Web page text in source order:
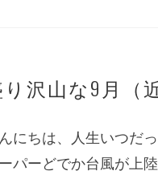
沢山な9月（
にちは、人生いつだ
パーどでか台風が上